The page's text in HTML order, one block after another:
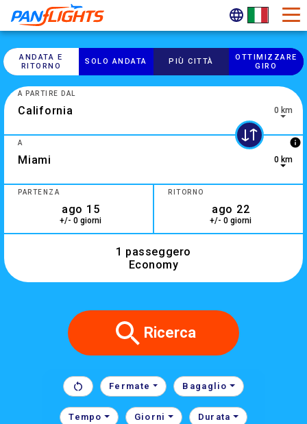
ANDATA E
RITORNO
SOLO ANDATA PIÙ CITTÀ
OTTIMIZZARE
GIRO
0 results are available, use up and down arrow keys to
A PARTIRE DAL
0 km
2 results are available, use up and down arrow keys to
A info
0 km
PARTENZA
+/- 0 giorni
RITORNO
+/- 0 giorni
1 passeggero
Economy
Ricerca
Fermate Bagaglio
Tempo Giorni Durata